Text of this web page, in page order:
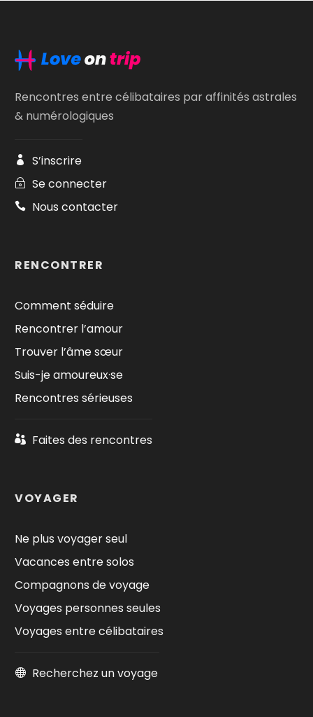
Rencontres entre célibataires par affinités astrales
& numérologiques
S’inscrire
Se connecter
Nous contacter
RENCONTRER
Comment séduire
Rencontrer l’amour
Trouver l’âme sœur
Suis-je amoureux·se
Rencontres sérieuses
Faites des rencontres
VOYAGER
Ne plus voyager seul
Vacances entre solos
Compagnons de voyage
Voyages personnes seules
Voyages entre célibataires
Recherchez un voyage